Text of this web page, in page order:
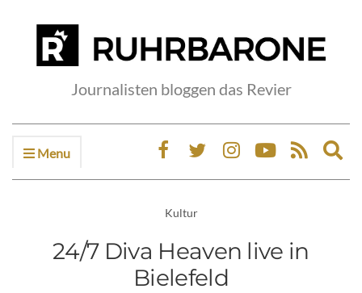
Journalisten bloggen das Revier
Menu
Kultur
24/7 Diva Heaven live in
Bielefeld